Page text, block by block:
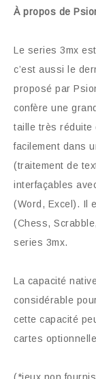
À propos de
Le series 3mx
c’est aussi le
proposé par
confère une
taille très réduite
facilement dans
(traitement de
interfaçables
(Word, Excel). Il
(Chess,
series 3mx.
La capacité
considérable
cette capacité
cartes
(*jeux non